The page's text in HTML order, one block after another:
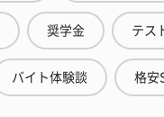
奨学金 テス
バイト体験談 格安